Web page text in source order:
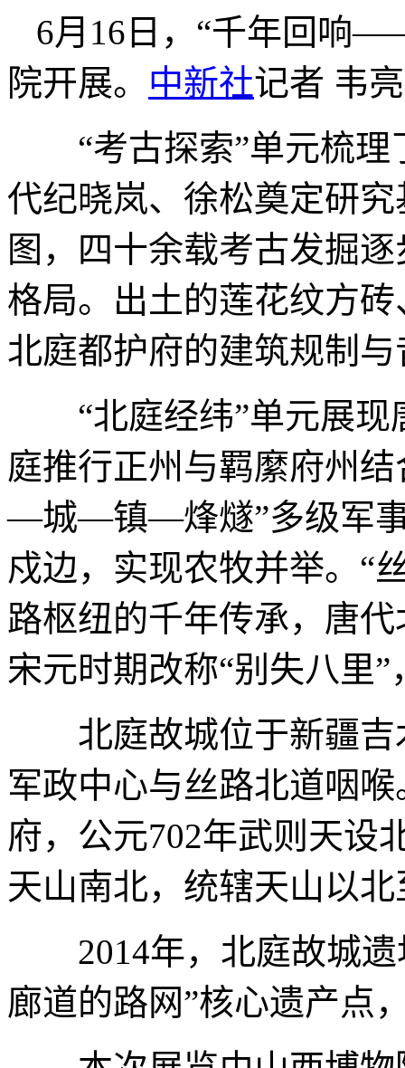
6月16日，“千年回响
院开展。 中新社记者 韦
“考古探索”单元梳理
代纪晓岚、徐松奠定研
图，四十余载考古发掘
格局。出土的莲花纹方
北庭都护府的建筑规制
“北庭经纬”单元展现
庭推行正州与羁縻府州
—城—镇—烽燧”多级军事
戍边，实现农牧并举。“
路枢纽的千年传承，唐
宋元时期改称“别失八里
北庭故城位于新疆吉
军政中心与丝路北道咽
府，公元702年武则天设
天山南北，统辖天山以
2014年，北庭故城遗
廊道的路网”核心遗产点